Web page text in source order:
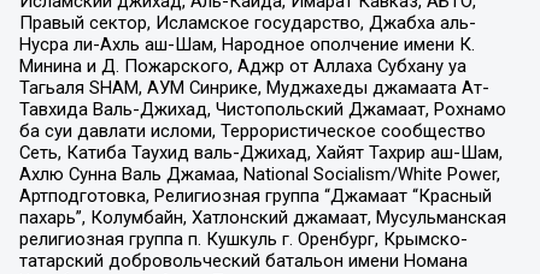
Правый сектор, Исламское государство, Джабха аль-
Нусра ли-Ахль аш-Шам, Народное ополчение имени К.
Минина и Д. Пожарского, Аджр от Аллаха Субхану уа
Тагьаля SHAM, АУМ Синрике, Муджахеды джамаата Ат-
Тавхида Валь-Джихад, Чистопольский Джамаат, Рохнамо
ба суи давлати исломи, Террористическое сообщество
Сеть, Катиба Таухид валь-Джихад, Хайят Тахрир аш-Шам,
Ахлю Сунна Валь Джамаа, National Socialism/White Power,
Артподготовка, Религиозная группа “Джамаат “Красный
пахарь”, Колумбайн, Хатлонский джамаат, Мусульманская
религиозная группа п. Кушкуль г. Оренбург, Крымско-
татарский добровольческий батальон имени Номана